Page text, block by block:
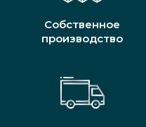
Собственное
производство